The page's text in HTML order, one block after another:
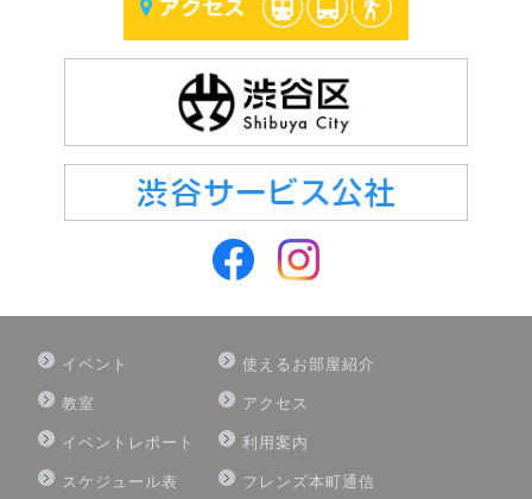
イベント
教室
イベントレポート
スケジュール表
使えるお部屋紹介
アクセス
利用案内
フレンズ本町通信